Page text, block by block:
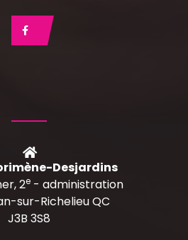
Desjardins
2e - administration
sur-Richelieu QC
J3B 3S8